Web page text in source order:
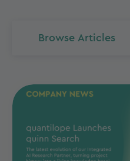
Browse Articles